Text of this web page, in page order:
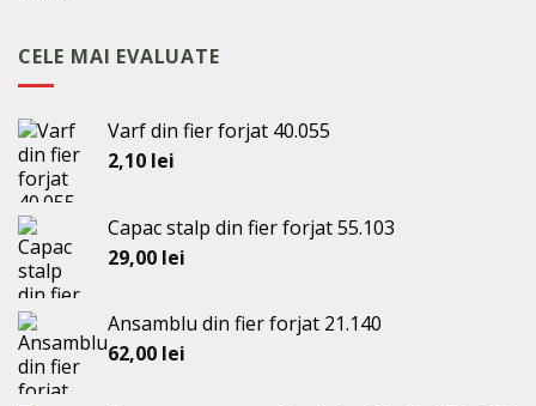
fost:
59,50 lei.
CELE MAI EVALUATE
Varf din fier forjat 40.055
2,10 lei
Capac stalp din fier forjat 55.103
29,00 lei
Ansamblu din fier forjat 21.140
62,00 lei